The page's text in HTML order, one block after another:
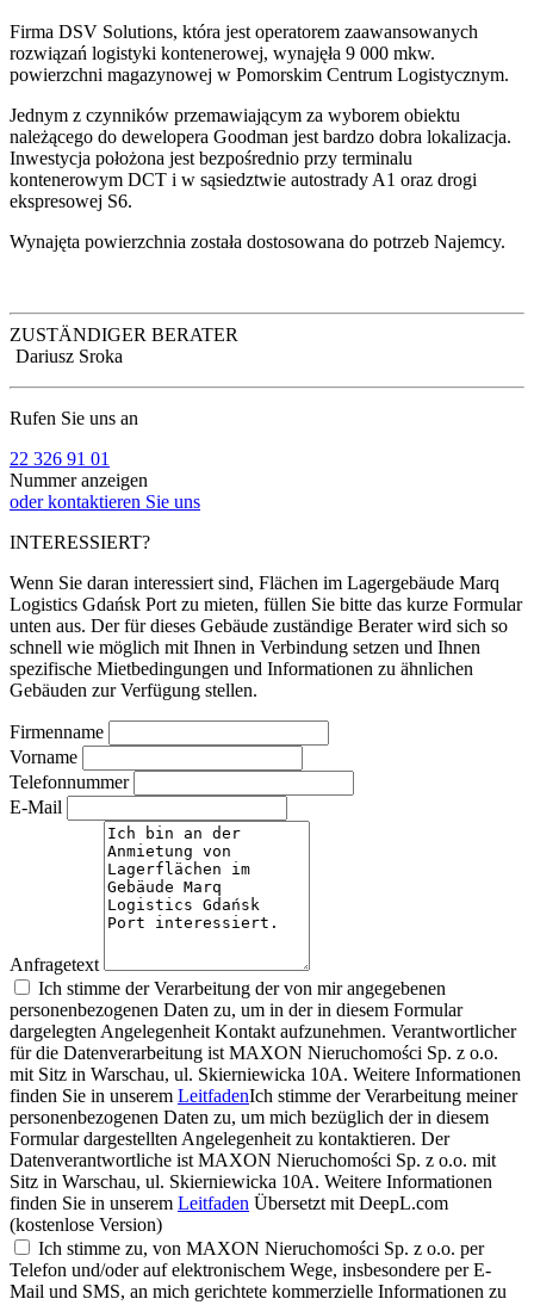
Firma DSV Solutions, która jest operatorem zaawansowanych
rozwiązań logistyki kontenerowej, wynajęła 9 000 mkw.
powierzchni magazynowej w Pomorskim Centrum Logistycznym.
Jednym z czynników przemawiającym za wyborem obiektu
należącego do dewelopera Goodman jest bardzo dobra lokalizacja.
Inwestycja położona jest bezpośrednio przy terminalu
kontenerowym DCT i w sąsiedztwie autostrady A1 oraz drogi
ekspresowej S6.
Wynajęta powierzchnia została dostosowana do potrzeb Najemcy.
ZUSTÄNDIGER BERATER
Dariusz Sroka
Rufen Sie uns an
22 326 91 01
Nummer anzeigen
oder kontaktieren Sie uns
INTERESSIERT?
Wenn Sie daran interessiert sind, Flächen im Lagergebäude Marq
Logistics Gdańsk Port zu mieten, füllen Sie bitte das kurze Formular
unten aus. Der für dieses Gebäude zuständige Berater wird sich so
schnell wie möglich mit Ihnen in Verbindung setzen und Ihnen
spezifische Mietbedingungen und Informationen zu ähnlichen
Gebäuden zur Verfügung stellen.
Firmenname
Vorname
Telefonnummer
E-Mail
Anfragetext
Ich stimme der Verarbeitung der von mir angegebenen
personenbezogenen Daten zu, um in der in diesem Formular
dargelegten Angelegenheit Kontakt aufzunehmen. Verantwortlicher
für die Datenverarbeitung ist MAXON Nieruchomości Sp. z o.o.
mit Sitz in Warschau, ul. Skierniewicka 10A. Weitere Informationen
finden Sie in unserem LeitfadenIch stimme der Verarbeitung meiner
personenbezogenen Daten zu, um mich bezüglich der in diesem
Formular dargestellten Angelegenheit zu kontaktieren. Der
Datenverantwortliche ist MAXON Nieruchomości Sp. z o.o. mit
Sitz in Warschau, ul. Skierniewicka 10A. Weitere Informationen
finden Sie in unserem Leitfaden Übersetzt mit DeepL.com
(kostenlose Version)
Ich stimme zu, von MAXON Nieruchomości Sp. z o.o. per
Telefon und/oder auf elektronischem Wege, insbesondere per E-
Mail und SMS, an mich gerichtete kommerzielle Informationen zu